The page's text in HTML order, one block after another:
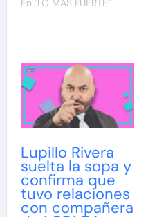
En "LO MAS FUERTE"
Lupillo Rivera
suelta la sopa y
confirma que
tuvo relaciones
con compañera